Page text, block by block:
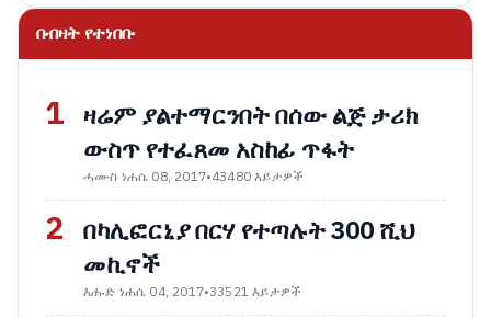
በብዛት የተነበቡ
1 ዛሬም ያልተማርንበት በሰው ልጅ ታሪክ
ውስጥ የተፈጸመ አስከፊ ጥፋት
ሓሙስ ነሐሴ 08, 2017•43480 እይታዎች
2 በካሊፎርኒያ በርሃ የተጣሉት 300 ሺህ
መኪኖች
እሑድ ነሐሴ 04, 2017•33521 እይታዎች